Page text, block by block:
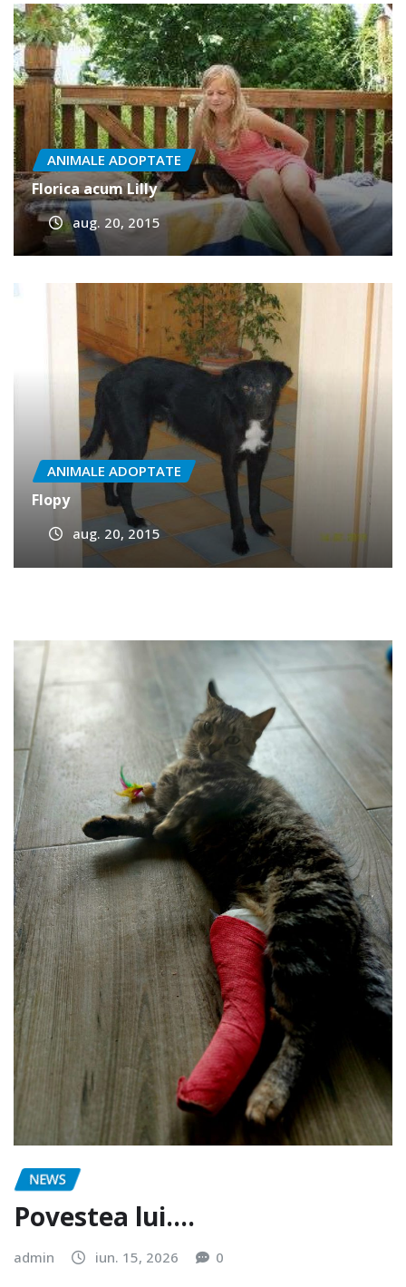
ANIMALE ADOPTATE
Florica acum Lilly
aug. 20, 2015
ANIMALE ADOPTATE
Flopy
aug. 20, 2015
NEWS
Povestea lui….